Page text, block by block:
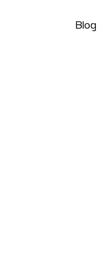
Blog